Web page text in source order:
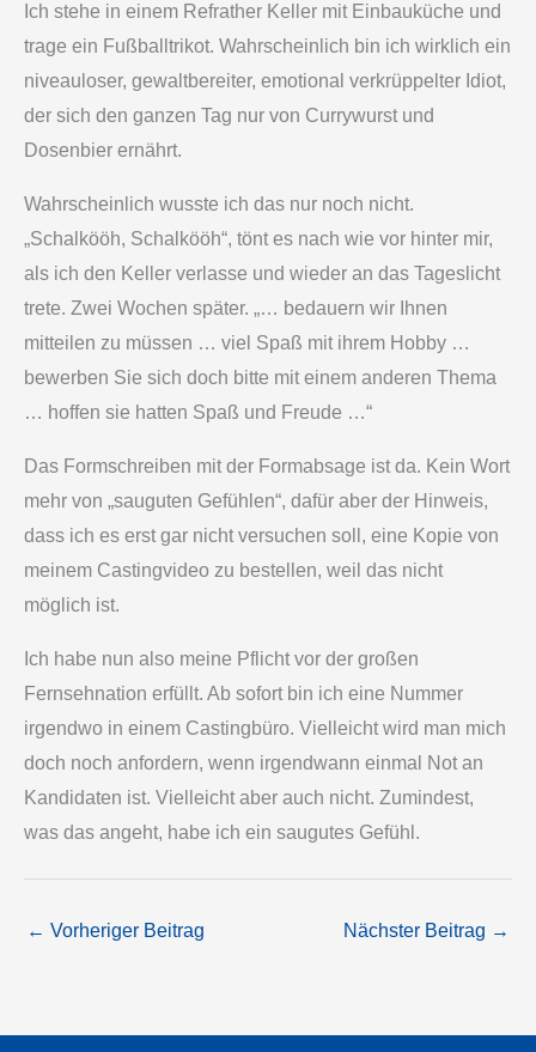
Ich stehe in einem Refrather Keller mit Einbauküche und
trage ein Fußballtrikot. Wahrscheinlich bin ich wirklich ein
niveauloser, gewaltbereiter, emotional verkrüppelter Idiot,
der sich den ganzen Tag nur von Currywurst und
Dosenbier ernährt.
Wahrscheinlich wusste ich das nur noch nicht.
„Schalkööh, Schalkööh“, tönt es nach wie vor hinter mir,
als ich den Keller verlasse und wieder an das Tageslicht
trete. Zwei Wochen später. „… bedauern wir Ihnen
mitteilen zu müssen … viel Spaß mit ihrem Hobby …
bewerben Sie sich doch bitte mit einem anderen Thema
… hoffen sie hatten Spaß und Freude …“
Das Formschreiben mit der Formabsage ist da. Kein Wort
mehr von „sauguten Gefühlen“, dafür aber der Hinweis,
dass ich es erst gar nicht versuchen soll, eine Kopie von
meinem Castingvideo zu bestellen, weil das nicht
möglich ist.
Ich habe nun also meine Pflicht vor der großen
Fernsehnation erfüllt. Ab sofort bin ich eine Nummer
irgendwo in einem Castingbüro. Vielleicht wird man mich
doch noch anfordern, wenn irgendwann einmal Not an
Kandidaten ist. Vielleicht aber auch nicht. Zumindest,
was das angeht, habe ich ein saugutes Gefühl.
← Vorheriger Beitrag Nächster Beitrag →